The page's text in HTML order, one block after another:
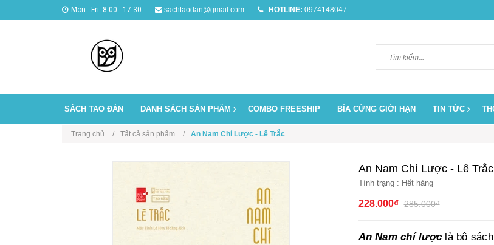
Mon - Fri: 8:00 - 17:30 sachtaodan@gmail.com HOTLINE: 0974148047
SÁCH TAO ĐÀN DANH SÁCH SẢN PHẨM COMBO FREESHIP BÌA CỨNG GIỚI HẠN TIN TỨC
Trang chủ Tất cả sản phẩm An Nam Chí Lược - Lê Trắc
An Nam Chí Lược - Lê Trắc
Tình trạng : Hết hàng
228.000₫ 285.000₫
An Nam chí lược là bộ